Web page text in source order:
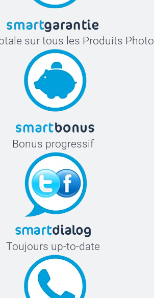
sur tous les Produits Photo
Bonus progressif
Toujours up-to-date